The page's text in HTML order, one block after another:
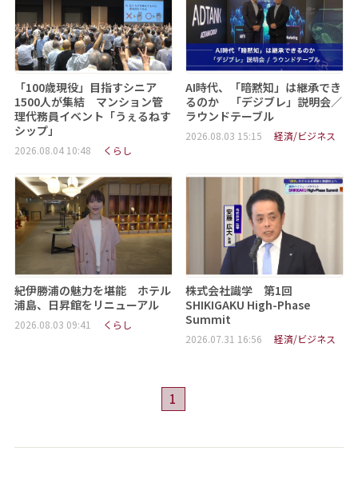
「100歳現役」目指すシニア
1500人が集結 マンション管
理代務員イベント「うぇるねす
シップ」
2026.08.04 10:48 くらし
AI時代、「暗黙知」は継承でき
るのか 「デジブレ」説明会／
ラウンドテーブル
2026.08.03 15:15 経済/ビジネス
紀伊勝浦の魅力を堪能 ホテル
浦島、日昇館をリニューアル
2026.08.03 09:41 くらし
株式会社識学 第1回
SHIKIGAKU High-Phase
Summit
2026.07.31 16:56 経済/ビジネス
1